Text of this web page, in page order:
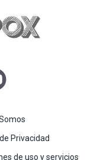
pestaña
en nueva pestaña
Privacidad
de uso y servicios